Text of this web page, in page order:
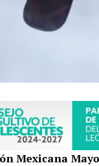
Mexicana